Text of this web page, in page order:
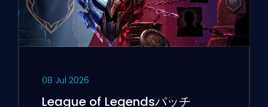
08 Jul 2026
League of Legendsパッチ